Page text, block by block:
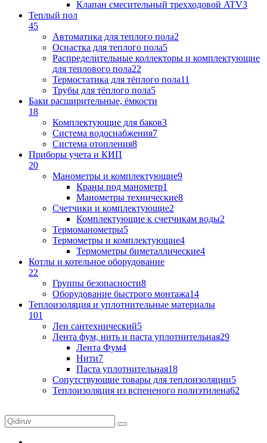
Клапан смесительный трехходовой ATV3
Теплый пол
45
Автоматика для теплого пола2
Оснастка для теплого пола5
Распределительные коллекторы и комплектующие
для теплового пола22
Термостатика для тёплого пола11
Трубы для тёплого пола5
Баки расширительные, ёмкости
18
Комплектующие для баков3
Система водоснабжения7
Система отопления8
Приборы учета и КИП
20
Манометры и комплектующие9
Краны под манометр1
Манометры технические8
Счетчики и комплектующие2
Комплектующие к счетчикам воды2
Термоманометры5
Термометры и комплектующие4
Термометры биметаллические4
Котлы и котельное оборудование
22
Группы безопасности8
Оборудование быстрого монтажа14
Теплоизоляция и уплотнительные материалы
101
Лен сантехнический5
Лента фум, нить и паста уплотнительная29
Лента Фум4
Нити7
Паста уплотнительная18
Сопутствующие товары для теплоизоляции5
Теплоизоляция из вспененого полиэтилена62